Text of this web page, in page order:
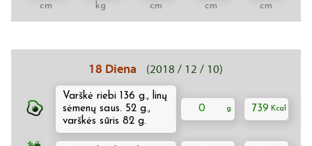
cm kg cm cm cm
18 Diena (2018 / 12 / 10)
Varškė riebi 136 g., linų
sėmenų saus. 52 g.,
varškės sūris 82 g.
0 739